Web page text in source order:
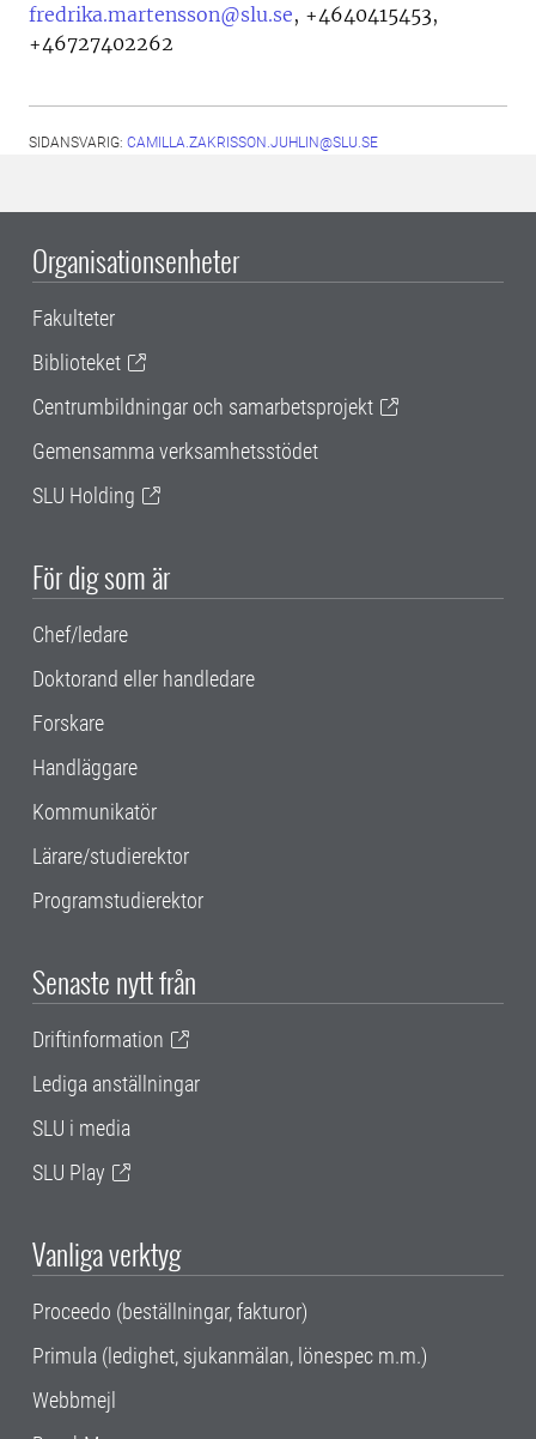
fredrika.martensson@slu.se, +4640415453,
+46727402262
SIDANSVARIG: CAMILLA.ZAKRISSON.JUHLIN@SLU.SE
Organisationsenheter
Fakulteter
Biblioteket
Centrumbildningar och samarbetsprojekt
Gemensamma verksamhetsstödet
SLU Holding
För dig som är
Chef/ledare
Doktorand eller handledare
Forskare
Handläggare
Kommunikatör
Lärare/studierektor
Programstudierektor
Senaste nytt från
Driftinformation
Lediga anställningar
SLU i media
SLU Play
Vanliga verktyg
Proceedo (beställningar, fakturor)
Primula (ledighet, sjukanmälan, lönespec m.m.)
Webbmejl